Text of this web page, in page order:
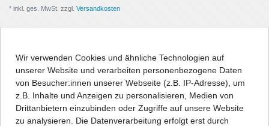
* inkl. ges. MwSt. zzgl. Versandkosten
Beschreibung
Angaben Produktsicherheit
Wir verwenden Cookies und ähnliche Technologien auf
unserer Website und verarbeiten personenbezogene Daten
von Besucher:innen unserer Webseite (z.B. IP-Adresse), um
z.B. Inhalte und Anzeigen zu personalisieren, Medien von
Drittanbietern einzubinden oder Zugriffe auf unsere Website
zu analysieren. Die Datenverarbeitung erfolgt erst durch